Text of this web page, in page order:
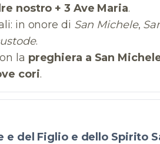
nostro + 3 Ave Maria.
in onore di San Michele,
.
la preghiera a San
cori.
e del Figlio e dello Spirito